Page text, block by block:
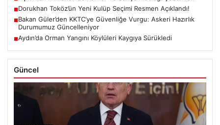
■Dorukhan Toköz’ün Yeni Kulüp Seçimi Resmen Açıklandı!
■Bakan Güler’den KKTC’ye Güvenliğe Vurgu: Askeri Hazırlık
Durumumuz Güncelleniyor
■Aydın’da Orman Yangını Köylüleri Kaygıya Sürükledi
Güncel